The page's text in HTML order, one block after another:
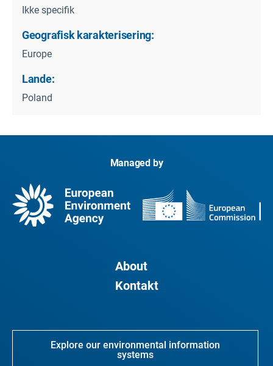
Ikke specifik
Geografisk karakterisering:
Europe
Lande:
Poland
Managed by
About
Kontakt
Explore our environmental information
systems